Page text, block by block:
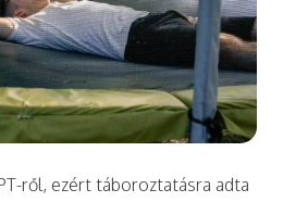
ről, ezért táboroztatásra adta